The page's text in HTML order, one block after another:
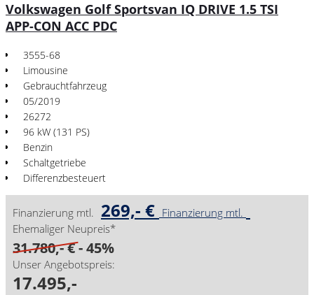
Volkswagen Golf Sportsvan IQ DRIVE 1.5 TSI
APP-CON ACC PDC
3555-68
Limousine
Gebrauchtfahrzeug
05/2019
26272
96 kW (131 PS)
Benzin
Schaltgetriebe
Differenzbesteuert
Finanzierung mtl. 269,- € Finanzierung mtl.
Ehemaliger Neupreis*
31.780,- €- 45%
Unser Angebotspreis:
17.495,-